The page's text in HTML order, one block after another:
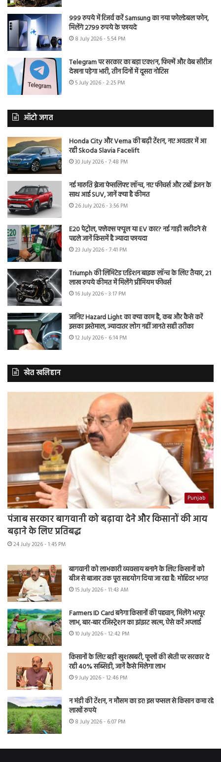
999 रुपये में रिजर्व करें Samsung का नया फोल्डेबल फोन,
मिलेंगे 2799 रुपये के फायदे
8 July 2026 - 5:54 PM
Telegram पर सरकार का बड़ा एक्शन, फिल्में और वेब सीरीज
देखना पड़ेगा भारी, तीन दिनों में दूसरा नोटिस
5 July 2026 - 2:25 PM
ऑटो जगत
Honda City और Verna की बढ़ी टेंशन, नए अवतार में आ
रही Skoda Slavia Facelift
30 July 2026 - 7:48 PM
नई मारुति ब्रेजा फेसलिफ्ट लॉन्च, नए फीचर्स और टर्बो इंजन के
साथ आई SUV, जानें क्या है कीमत
26 July 2026 - 3:56 PM
E20 पेट्रोल, फ्लेक्स फ्यूल या EV कार? नई गाड़ी खरीदने से
पहले जानें किसमें है ज्यादा फायदा
23 July 2026 - 7:41 PM
Triumph की लिमिटेड एडिशन बाइक लॉन्च के लिए तैयार, 21
लाख रुपये कीमत में मिलेंगे प्रीमियम फीचर्स
16 July 2026 - 3:17 PM
जानिए Hazard Light का क्या काम है, कब और कैसे करें
इसका इस्तेमाल, ज्यादातर लोग नहीं जानते सही तरीका
12 July 2026 - 6:14 PM
खेत खलिहान
Punjab
पंजाब सरकार बागवानी को बढ़ावा देने और किसानों की आय
बढ़ाने के लिए प्रतिबद्ध
24 July 2026 - 1:45 PM
बागवानी को लाभकारी व्यवसाय बनाने के लिए किसानों को
बीज से बाजार तक पूरा सहयोग दिया जा रहा है: मोहिंदर भगत
15 July 2026 - 11:43 AM
Farmers ID Card बनेगा किसानों की पहचान, मिलेंगे भरपूर
लाभ, बार-बार रजिस्ट्रेशन का झंझट खत्म, ऐसे करें अप्लाई
10 July 2026 - 12:42 PM
किसानों के लिए बड़ी खुशखबरी, फूलों की खेती पर सरकार दे
रही 40% सब्सिडी, जानें कैसे मिलेगा लाभ
9 July 2026 - 12:46 PM
न मंडी की टेंशन, न मौसम का डर! इस फसल से किसान कमा रहे
लाखों रुपये
8 July 2026 - 6:07 PM